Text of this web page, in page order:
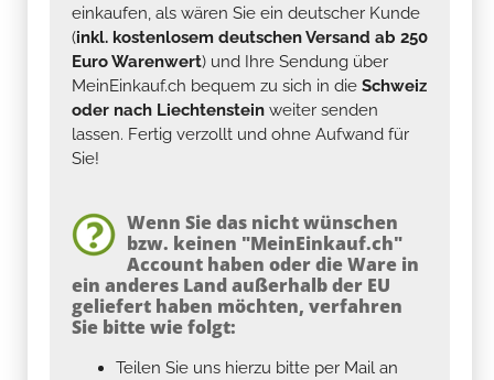
einkaufen, als wären Sie ein deutscher Kunde
(inkl. kostenlosem deutschen Versand ab 250
Euro Warenwert) und Ihre Sendung über
MeinEinkauf.ch bequem zu sich in die Schweiz
oder nach Liechtenstein weiter senden
lassen. Fertig verzollt und ohne Aufwand für
Sie!
Wenn Sie das nicht wünschen
bzw. keinen "MeinEinkauf.ch"
Account haben oder die Ware in
ein anderes Land außerhalb der EU
geliefert haben möchten, verfahren
Sie bitte wie folgt:
Teilen Sie uns hierzu bitte per Mail an